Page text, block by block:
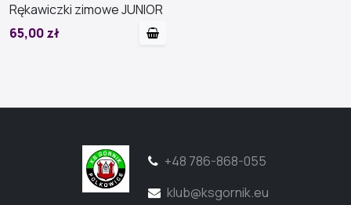
Rękawiczki zimowe JUNIOR
65,00 zł
+48 786-868-055
klub@ksgornik.eu